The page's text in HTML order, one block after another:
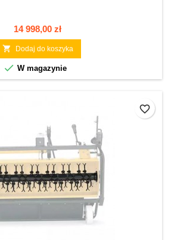
Cena
14 998,00 zł
 Dodaj do koszyka
 W magazynie
favorite_border